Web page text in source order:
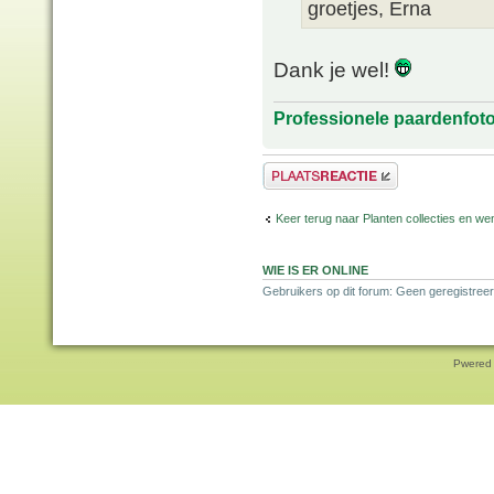
groetjes, Erna
Dank je wel!
Professionele
Plaats een reactie
Keer terug naar Planten collecties en
WIE IS ER ONLINE
Gebruikers op dit forum: Geen